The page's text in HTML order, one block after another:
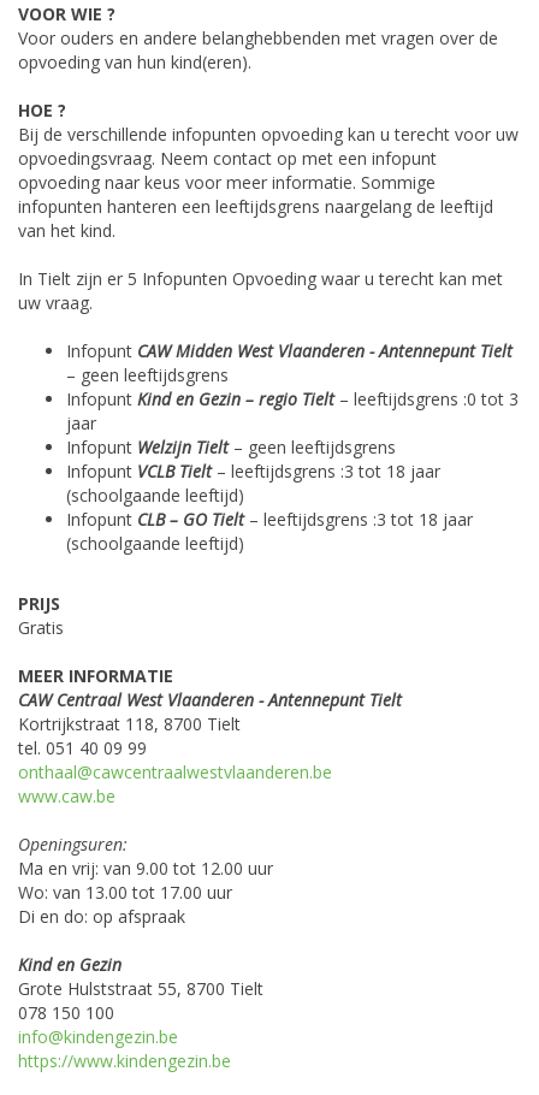
VOOR WIE ?
Voor ouders en andere belanghebbenden met vragen over de
opvoeding van hun kind(eren).
HOE ?
Bij de verschillende infopunten opvoeding kan u terecht voor uw
opvoedingsvraag. Neem contact op met een infopunt
opvoeding naar keus voor meer informatie. Sommige
infopunten hanteren een leeftijdsgrens naargelang de leeftijd
van het kind.
In Tielt zijn er 5 Infopunten Opvoeding waar u terecht kan met
uw vraag.
Infopunt CAW Midden West Vlaanderen - Antennepunt Tielt
– geen leeftijdsgrens
Infopunt Kind en Gezin – regio Tielt – leeftijdsgrens :0 tot 3
jaar
Infopunt Welzijn Tielt– geen leeftijdsgrens
Infopunt VCLB Tielt– leeftijdsgrens :3 tot 18 jaar
(schoolgaande leeftijd)
Infopunt CLB – GO Tielt – leeftijdsgrens :3 tot 18 jaar
(schoolgaande leeftijd)
PRIJS
Gratis
MEER INFORMATIE
CAW Centraal West Vlaanderen - Antennepunt Tielt
Kortrijkstraat 118, 8700 Tielt
tel. 051 40 09 99
onthaal@cawcentraalwestvlaanderen.be
www.caw.be
Openingsuren:
Ma en vrij: van 9.00 tot 12.00 uur
Wo: van 13.00 tot 17.00 uur
Di en do: op afspraak
Kind en Gezin
Grote Hulststraat 55, 8700 Tielt
078 150 100
info@kindengezin.be
https://www.kindengezin.be